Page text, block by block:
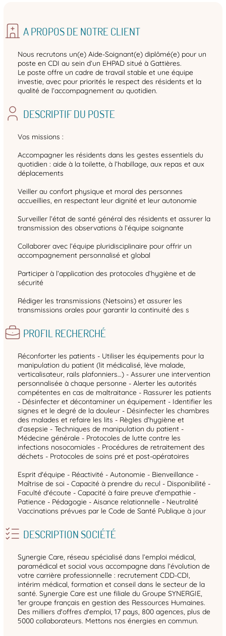
A PROPOS DE NOTRE CLIENT
Nous recrutons un(e) Aide-Soignant(e) diplômé(e) pour un
poste en CDI au sein d’un EHPAD situé à Gattières.
Le poste offre un cadre de travail stable et une équipe
investie, avec pour priorités le respect des résidents et la
qualité de l’accompagnement au quotidien.
DESCRIPTIF DU POSTE
Vos missions :
Accompagner les résidents dans les gestes essentiels du
quotidien : aide à la toilette, à l’habillage, aux repas et aux
déplacements
Veiller au confort physique et moral des personnes
accueillies, en respectant leur dignité et leur autonomie
Surveiller l’état de santé général des résidents et assurer la
transmission des observations à l’équipe soignante
Collaborer avec l’équipe pluridisciplinaire pour offrir un
accompagnement personnalisé et global
Participer à l’application des protocoles d’hygiène et de
sécurité
Rédiger les transmissions (Netsoins) et assurer les
transmissions orales pour garantir la continuité des s
PROFIL RECHERCHÉ
Réconforter les patients - Utiliser les équipements pour la
manipulation du patient (lit médicalisé, lève malade,
verticalisateur, rails plafonniers…) - Assurer une intervention
personnalisée à chaque personne - Alerter les autorités
compétentes en cas de maltraitance - Rassurer les patients
- Désinfecter et décontaminer un équipement - Identifier les
signes et le degré de la douleur - Désinfecter les chambres
des malades et refaire les lits - Règles d’hygiène et
d’asepsie - Techniques de manipulation du patient -
Médecine générale - Protocoles de lutte contre les
infections nosocomiales - Procédures de retraitement des
déchets - Protocoles de soins pré et post-opératoires
Esprit d'équipe - Réactivité - Autonomie - Bienveillance -
Maîtrise de soi - Capacité à prendre du recul - Disponibilité -
Faculté d'écoute - Capacité à faire preuve d'empathie -
Patience - Pédagogie - Aisance relationnelle - Neutralité
Vaccinations prévues par le Code de Santé Publique à jour
DESCRIPTION SOCIÉTÉ
Synergie Care, réseau spécialisé dans l’emploi médical,
paramédical et social vous accompagne dans l’évolution de
votre carrière professionnelle : recrutement CDD-CDI,
intérim médical, formation et conseil dans le secteur de la
santé. Synergie Care est une filiale du Groupe SYNERGIE,
1er groupe français en gestion des Ressources Humaines.
Des milliers d'offres d'emploi, 17 pays, 800 agences, plus de
5000 collaborateurs. Mettons nos énergies en commun.